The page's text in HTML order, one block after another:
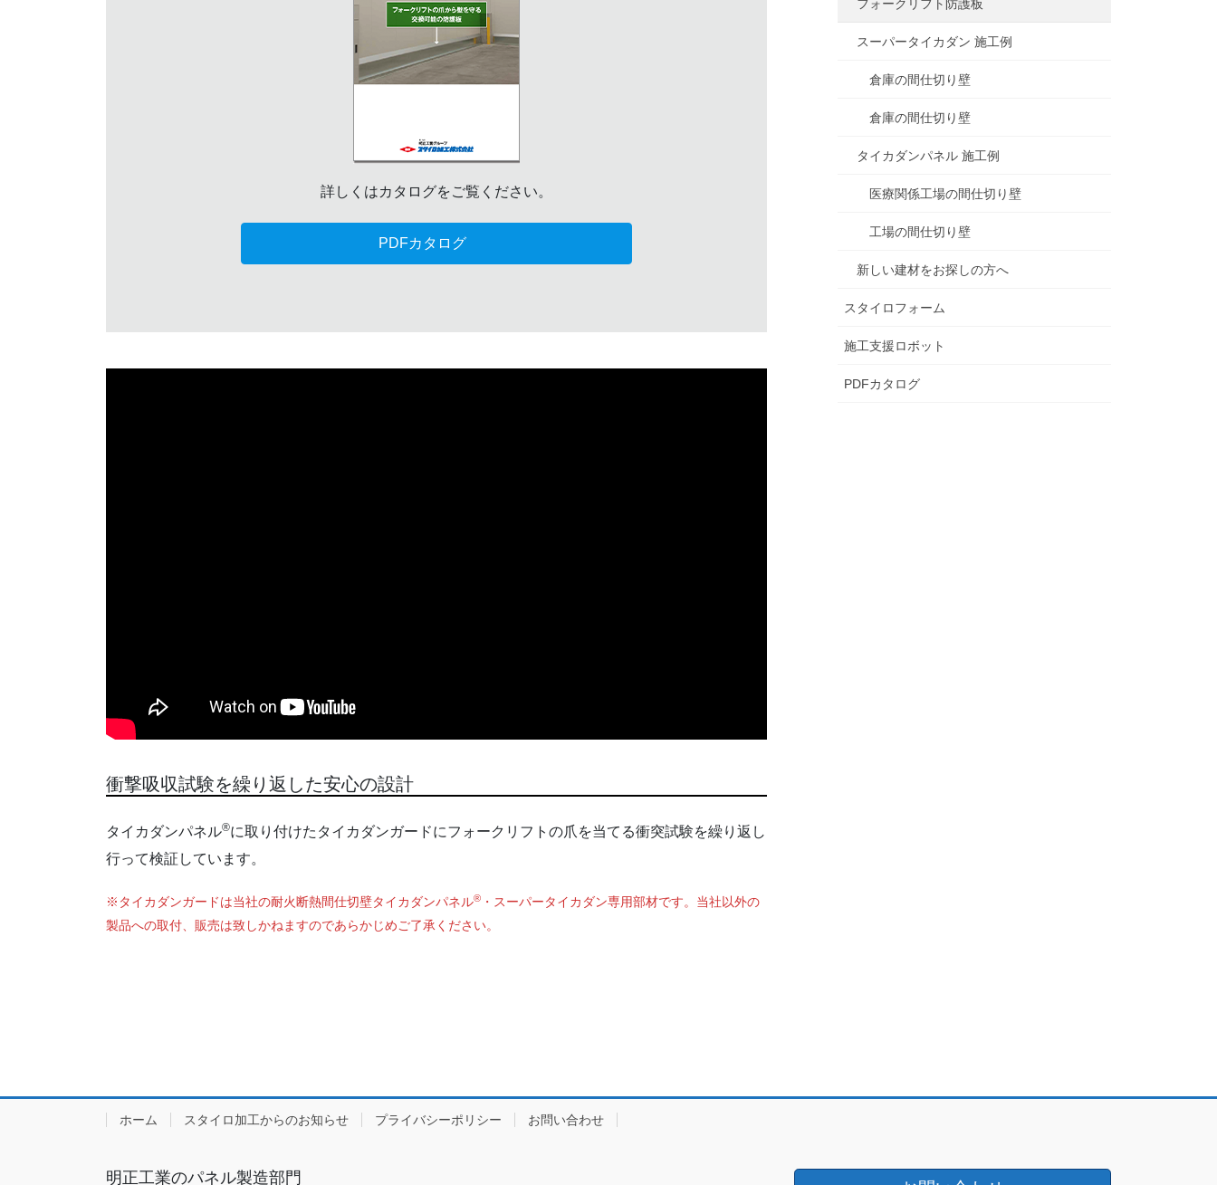
詳しくはカタログをご覧ください。
PDFカタログ
衝撃吸収試験を繰り返した安心の設計
タイカダンパネル®に取り付けたタイカダンガードにフォークリフトの爪を当てる衝突試験を繰り返し
行って検証しています。
※タイカダンガードは当社の耐火断熱間仕切壁タイカダンパネル® ・スーパータイカダン専用部材です。当社以外の
製品への取付、販売は致しかねますのであらかじめご了承ください。
フォークリフト防護板
スーパータイカダン 施工例
倉庫の間仕切り壁
倉庫の間仕切り壁
タイカダンパネル 施工例
医療関係工場の間仕切り壁
工場の間仕切り壁
新しい建材をお探しの方へ
スタイロフォーム
施工支援ロボット
PDFカタログ
ホーム スタイロ加工からのお知らせ プライバシーポリシー お問い合わせ
明正工業のパネル製造部門